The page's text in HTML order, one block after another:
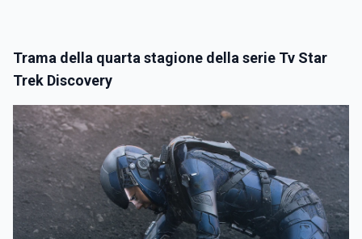
Trama della quarta stagione della serie Tv Star
Trek Discovery